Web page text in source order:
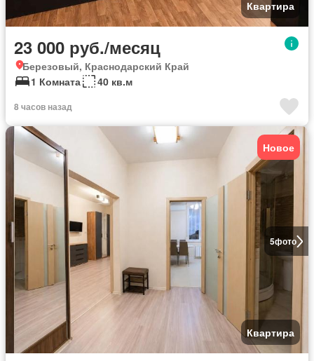
Квартира
23 000 руб./месяц
Березовый, Краснодарский Край
1 Комната
40 кв.м
8 часов назад
5фото
Новое
Квартира